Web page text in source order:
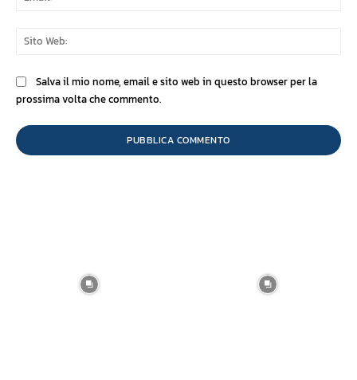
Salva il mio nome, email e sito web in questo browser per la
prossima volta che commento.